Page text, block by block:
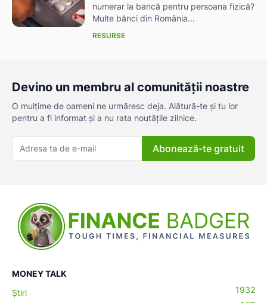
numerar la bancă pentru persoana fizică?
Multe bănci din România...
RESURSE
Devino un membru al comunității noastre
O mulțime de oameni ne urmăresc deja. Alătură-te și tu lor
pentru a fi informat și a nu rata noutățile zilnice.
Abonează-te gratuit
MONEY TALK
Știri
1932